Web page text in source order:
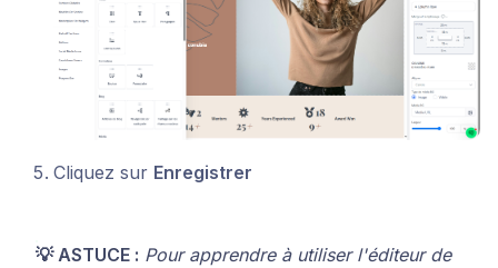
Cliquez sur Enregistrer
💡 ASTUCE : Pour apprendre à utiliser l'éditeur de